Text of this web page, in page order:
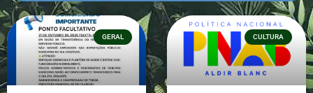
GERAL CULTURA